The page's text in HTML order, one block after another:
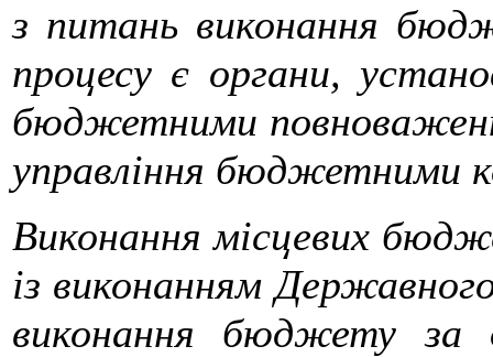
з питань виконання
процесу є органи,
бюджетними
управління бюджетними
Виконання місцевих
із виконанням
виконання бюджету за